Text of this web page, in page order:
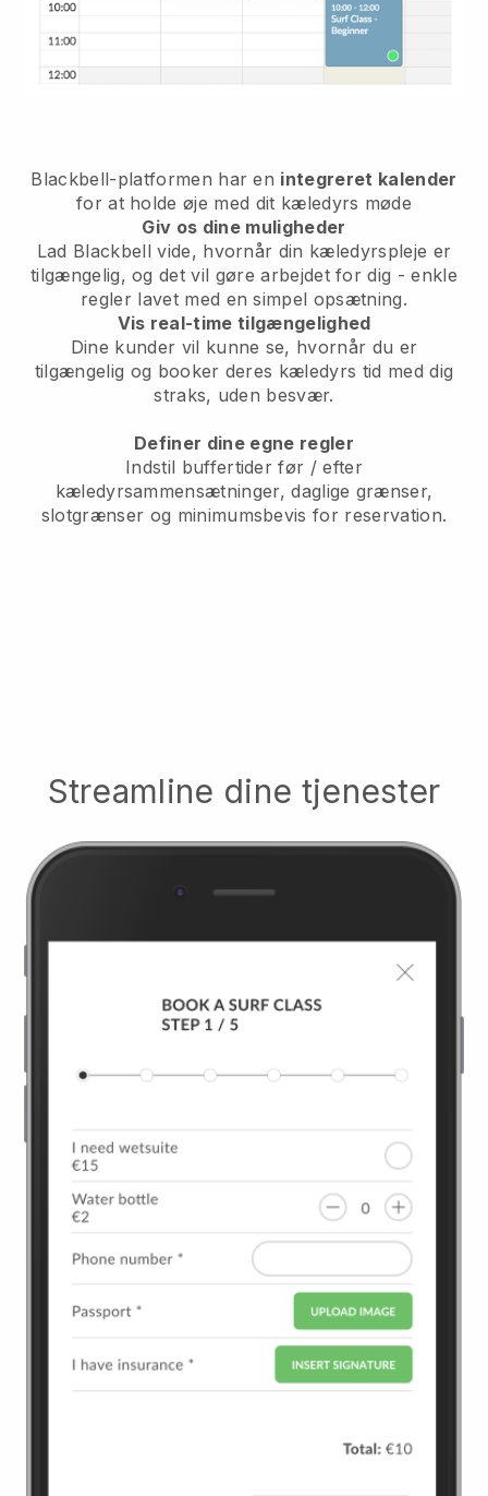
Blackbell-platformen har en integreret kalender
for at holde øje med dit kæledyrs møde
Giv os dine muligheder
Lad Blackbell vide, hvornår din kæledyrspleje er
tilgængelig, og det vil gøre arbejdet for dig - enkle
regler lavet med en simpel opsætning.
Vis real-time tilgængelighed
Dine kunder vil kunne se, hvornår du er
tilgængelig og booker deres kæledyrs tid med dig
straks, uden besvær.
Definer dine egne regler
Indstil buffertider før / efter
kæledyrsammensætninger, daglige grænser,
slotgrænser og minimumsbevis for reservation.
Streamline dine tjenester